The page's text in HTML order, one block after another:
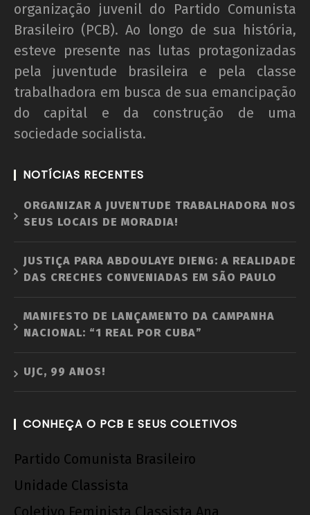
organização juvenil do Partido Comunista
Brasileiro (PCB). Ao longo de sua história,
esteve presente nas lutas protagonizadas
pela juventude brasileira e pela classe
trabalhadora em busca de sua emancipação
do capital e da construção de uma
sociedade socialista.
NOTÍCIAS RECENTES
ORGANIZAR A JUVENTUDE TRABALHADORA NOS
SEUS LOCAIS DE MORADIA!
JUSTIÇA PARA ABDOULAYE DIENG: A REALIDADE
DAS CRECHES CONVENIADAS EM SÃO PAULO
MANIFESTO DE LANÇAMENTO DA CAMPANHA
NACIONAL: “1 REAL POR CUBA”
UJC, 99 ANOS!
CONHEÇA O PCB E SEUS COLETIVOS
Partido Comunista Brasileiro
Unidade Classista